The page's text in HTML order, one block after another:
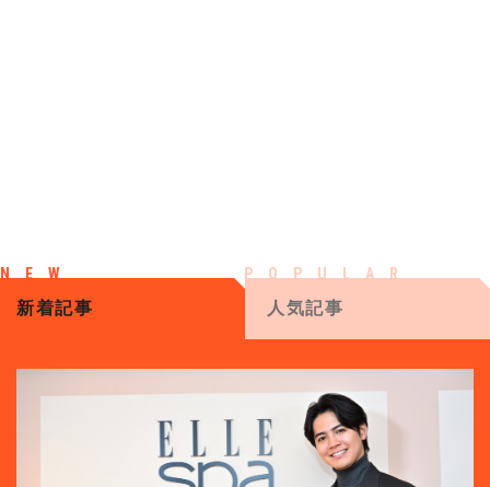
新着記事 人気記事